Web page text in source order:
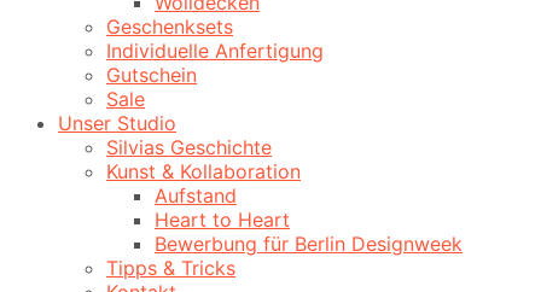
Geschenksets
Individuelle Anfertigung
Gutschein
Sale
Unser Studio
Silvias Geschichte
Kunst & Kollaboration
Aufstand
Heart to Heart
Bewerbung für Berlin Designweek
Tipps & Tricks